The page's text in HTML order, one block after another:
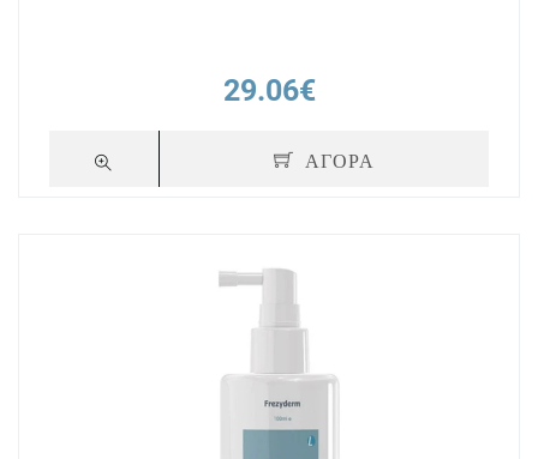
29.06€
ΑΓΟΡΑ